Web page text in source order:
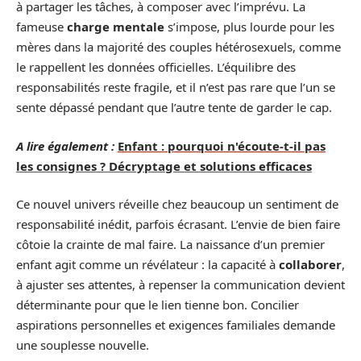
à partager les tâches, à composer avec l’imprévu. La
fameuse charge mentale s’impose, plus lourde pour les
mères dans la majorité des couples hétérosexuels, comme
le rappellent les données officielles. L’équilibre des
responsabilités reste fragile, et il n’est pas rare que l’un se
sente dépassé pendant que l’autre tente de garder le cap.
A lire également : Enfant : pourquoi n'écoute-t-il pas
les consignes ? Décryptage et solutions efficaces
Ce nouvel univers réveille chez beaucoup un sentiment de
responsabilité inédit, parfois écrasant. L’envie de bien faire
côtoie la crainte de mal faire. La naissance d’un premier
enfant agit comme un révélateur : la capacité à collaborer,
à ajuster ses attentes, à repenser la communication devient
déterminante pour que le lien tienne bon. Concilier
aspirations personnelles et exigences familiales demande
une souplesse nouvelle.